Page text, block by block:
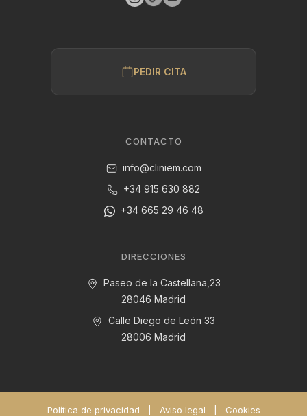
PEDIR CITA
CONTACTO
info@cliniem.com
+34 915 630 882
+34 665 29 46 48
DIRECCIONES
Paseo de la Castellana,23
28046 Madrid
Calle Diego de León 33
28006 Madrid
Política de privacidad Aviso legal Cookies